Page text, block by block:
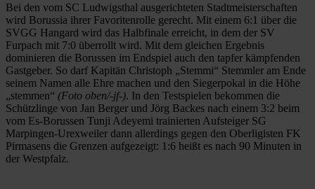
Bei den vom SC Ludwigsthal ausgerichteten Stadtmeisterschaften
wird Borussia ihrer Favoritenrolle gerecht. Mit einem 6:1 über die
SVGG Hangard wird das Halbfinale erreicht, in dem der SV
Furpach mit 7:0 überrollt wird. Mit dem gleichen Ergebnis
dominieren die Borussen im Endspiel auch den tapfer kämpfenden
Gastgeber. So darf Kapitän Christoph „Stemmi“ Stemmler am Ende
seinem Namen alle Ehre machen und den Siegerpokal in die Höhe
„stemmen“ (Foto oben/-jf-). In den Testspielen bekommen die
Schützlinge von Jan Berger und Jörg Backes nach einem 3:2 beim
vom Es-Borussen Tunji Adeyemi trainierten Aufsteiger SG
Marpingen-Urexweiler dann allerdings gegen den Oberligisten FK
Pirmasens die Grenzen aufgezeigt: 1:6 heißt es nach 90 Minuten in
der Westpfalz.